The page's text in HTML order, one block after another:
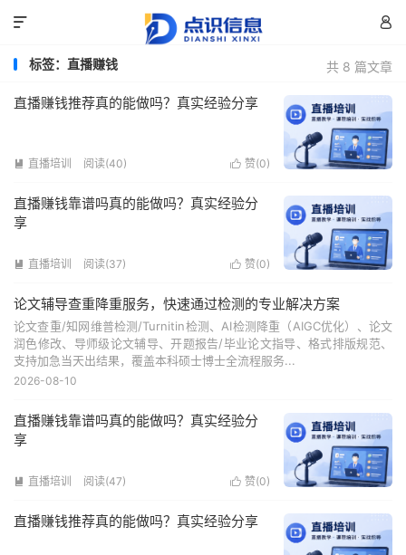


共 8 篇文章
标签：直播赚钱
直播赚钱推荐真的能做吗？真实经验分享
 赞(0)
 直播培训 阅读(40)
直播赚钱靠谱吗真的能做吗？真实经验分
享
 赞(0)
 直播培训 阅读(37)
论文辅导查重降重服务，快速通过检测的专业解决方案
论文查重/知网维普检测/Turnitin检测、AI检测降重（AIGC优化）、论文
润色修改、导师级论文辅导、开题报告/毕业论文指导、格式排版规范、
支持加急当天出结果，覆盖本科硕士博士全流程服务...
2026-08-10
直播赚钱靠谱吗真的能做吗？真实经验分
享
 赞(0)
 直播培训 阅读(47)
直播赚钱推荐真的能做吗？真实经验分享